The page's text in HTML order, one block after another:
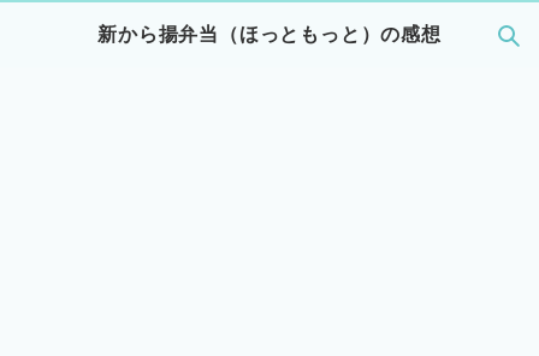
新から揚弁当（ほっともっと）の感想